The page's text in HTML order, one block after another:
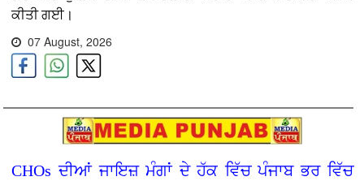
ਕੀਤੀ ਗਈ।
07 August, 2026
CHOs ਦੀਆਂ ਜਾਇਜ਼ ਮੰਗਾਂ ਦੇ ਹੱਕ ਵਿੱਚ ਪੰਜਾਬ ਭਰ ਵਿੱਚ